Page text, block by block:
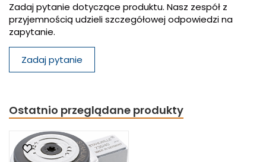
Zadaj pytanie dotyczące produktu. Nasz zespół z
przyjemnością udzieli szczegółowej odpowiedzi na
zapytanie.
Zadaj pytanie
Ostatnio przeglądane produkty